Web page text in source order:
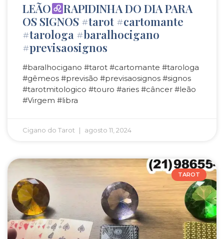
LEÃO
RAPIDINHA DO DIA PARA
OS SIGNOS #tarot #cartomante
#tarologa #baralhocigano
#previsaosignos
#baralhocigano #tarot #cartomante #tarologa
#gêmeos #previsão #previsaosignos #signos
#tarotmitologico #touro #aries #câncer #leão
#Virgem #libra
Cigano do Tarot agosto 11, 2024
TAROT